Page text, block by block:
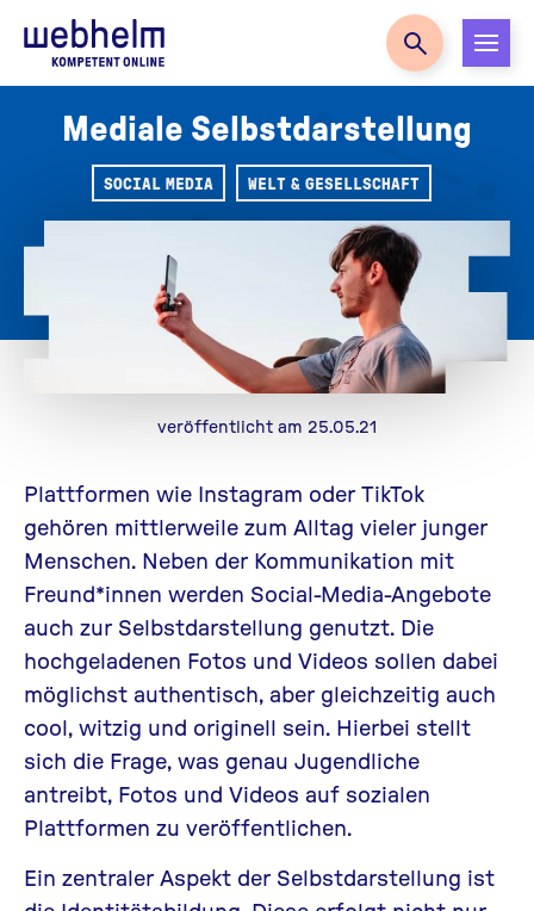
Zur Startseite
Mediale Selbstdarstellung
SOCIAL MEDIA WELT & GESELLSCHAFT
veröffentlicht am 25.05.21
Plattformen wie Instagram oder TikTok
gehören mittlerweile zum Alltag vieler junger
Menschen. Neben der Kommunikation mit
Freund*innen werden Social-Media-Angebote
auch zur Selbstdarstellung genutzt. Die
hochgeladenen Fotos und Videos sollen dabei
möglichst authentisch, aber gleichzeitig auch
cool, witzig und originell sein. Hierbei stellt
sich die Frage, was genau Jugendliche
antreibt, Fotos und Videos auf sozialen
Plattformen zu veröffentlichen.
Ein zentraler Aspekt der Selbstdarstellung ist